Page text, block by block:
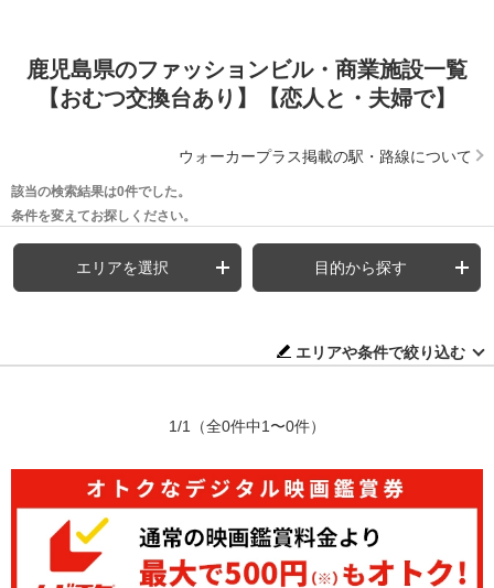
鹿児島県のファッションビル・商業施設一覧
【おむつ交換台あり】【恋人と・夫婦で】
ウォーカープラス掲載の駅・路線について
該当の検索結果は0件でした。
条件を変えてお探しください。
エリアを選択 目的から探す
エリアや条件で絞り込む
1/1 （全0件中1〜0件）